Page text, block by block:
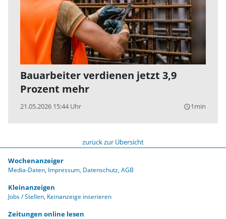
Bauarbeiter verdienen jetzt 3,9
Prozent mehr
21.05.2026 15:44 Uhr query_builder1min
zurück zur Übersicht
Wochenanzeiger
Media-Daten Impressum Datenschutz AGB
Kleinanzeigen
Jobs / Stellen Keinanzeige inserieren
Zeitungen online lesen